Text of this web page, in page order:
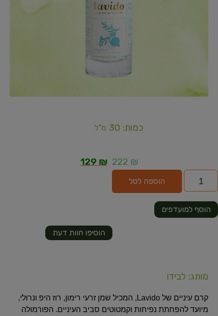
כמות: 30 מ"ל
222 ₪
129 ₪
הוספה לסל
הוסיפו חוות דעת
הוסף למועדפים
מותג: לבידו
קרם עיניים של Lavido, המכיל שמן זרעי רימון, רוז היפ ונרולי,
מיועד להפחתת נפיחות וקמטוטים סביב העיניים. הפורמולה